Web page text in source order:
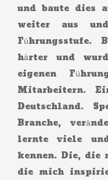
und baute dies
weiter aus
Führungsstufe.
härter und
eigenen
Mitarbeitern.
Deutschland.
Branche,
lernte viele und
kennen. Die, die
die mich